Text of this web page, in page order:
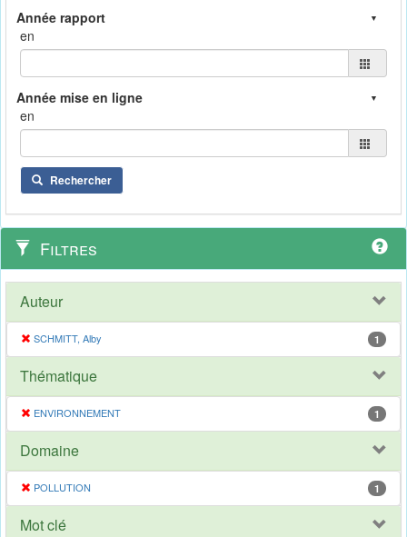
en
en
Rechercher
Filtres
Auteur
SCHMITT, Alby 1
Thématique
ENVIRONNEMENT 1
Domaine
POLLUTION 1
Mot clé